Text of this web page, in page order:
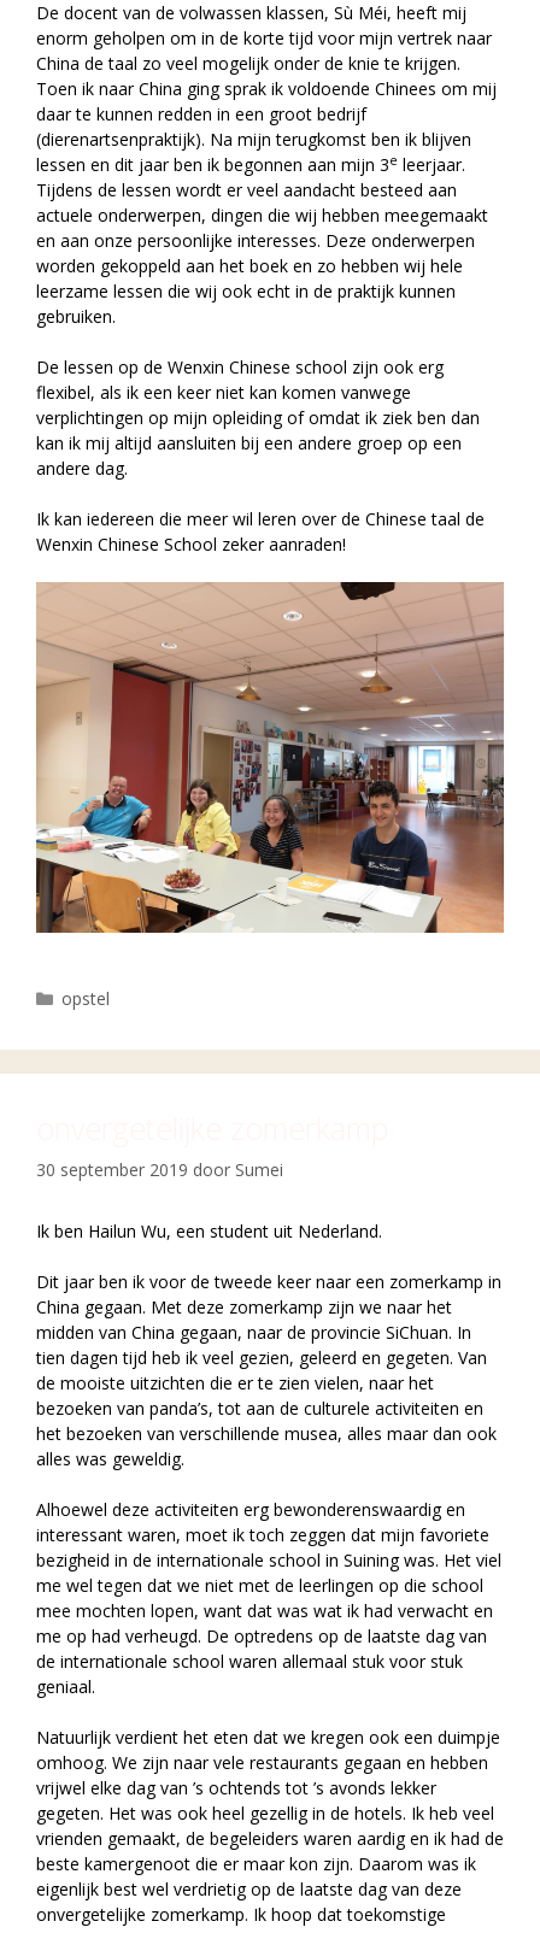
De docent van de volwassen klassen, Sù Méi, heeft mij
enorm geholpen om in de korte tijd voor mijn vertrek naar
China de taal zo veel mogelijk onder de knie te krijgen.
Toen ik naar China ging sprak ik voldoende Chinees om mij
daar te kunnen redden in een groot bedrijf
(dierenartsenpraktijk). Na mijn terugkomst ben ik blijven
lessen en dit jaar ben ik begonnen aan mijn 3e leerjaar.
Tijdens de lessen wordt er veel aandacht besteed aan
actuele onderwerpen, dingen die wij hebben meegemaakt
en aan onze persoonlijke interesses. Deze onderwerpen
worden gekoppeld aan het boek en zo hebben wij hele
leerzame lessen die wij ook echt in de praktijk kunnen
gebruiken.
De lessen op de Wenxin Chinese school zijn ook erg
flexibel, als ik een keer niet kan komen vanwege
verplichtingen op mijn opleiding of omdat ik ziek ben dan
kan ik mij altijd aansluiten bij een andere groep op een
andere dag.
Ik kan iedereen die meer wil leren over de Chinese taal de
Wenxin Chinese School zeker aanraden!
Categorieën
opstel
30 september 2019 door Sumei
Ik ben Hailun Wu, een student uit Nederland.
Dit jaar ben ik voor de tweede keer naar een zomerkamp in
China gegaan. Met deze zomerkamp zijn we naar het
midden van China gegaan, naar de provincie SiChuan. In
tien dagen tijd heb ik veel gezien, geleerd en gegeten. Van
de mooiste uitzichten die er te zien vielen, naar het
bezoeken van panda’s, tot aan de culturele activiteiten en
het bezoeken van verschillende musea, alles maar dan ook
alles was geweldig.
Alhoewel deze activiteiten erg bewonderenswaardig en
interessant waren, moet ik toch zeggen dat mijn favoriete
bezigheid in de internationale school in Suining was. Het viel
me wel tegen dat we niet met de leerlingen op die school
mee mochten lopen, want dat was wat ik had verwacht en
me op had verheugd. De optredens op de laatste dag van
de internationale school waren allemaal stuk voor stuk
geniaal.
Natuurlijk verdient het eten dat we kregen ook een duimpje
omhoog. We zijn naar vele restaurants gegaan en hebben
vrijwel elke dag van ’s ochtends tot ’s avonds lekker
gegeten. Het was ook heel gezellig in de hotels. Ik heb veel
vrienden gemaakt, de begeleiders waren aardig en ik had de
beste kamergenoot die er maar kon zijn. Daarom was ik
eigenlijk best wel verdrietig op de laatste dag van deze
onvergetelijke zomerkamp. Ik hoop dat toekomstige